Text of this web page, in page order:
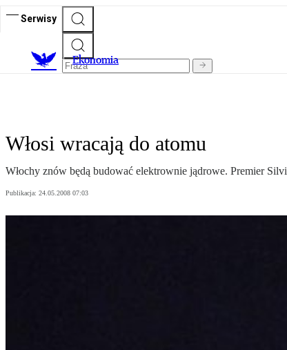
Serwisy
Ekonomia
Włosi wracają do atomu
Włochy znów będą budować elektrownie jądrowe. Premier
Publikacja: 24.05.2008 07:03